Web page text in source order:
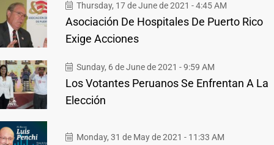
Thursday, 17 de June de 2021 - 4:45 AM
Asociación De Hospitales De Puerto Rico
Exige Acciones
Sunday, 6 de June de 2021 - 9:59 AM
Los Votantes Peruanos Se Enfrentan A La
Elección
Monday, 31 de May de 2021 - 11:33 AM